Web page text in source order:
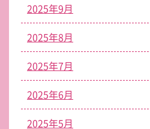
2025年9月
2025年8月
2025年7月
2025年6月
2025年5月